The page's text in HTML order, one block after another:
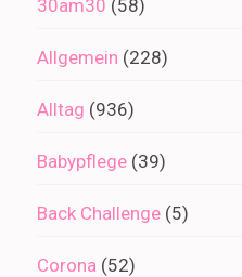
30am30 (58)
Allgemein (228)
Alltag (936)
Babypflege (39)
Back Challenge (5)
Corona (52)